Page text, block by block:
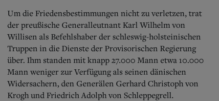
Um die Friedensbestimmungen nicht zu verletzen, trat
der preußische Generalleutnant Karl Wilhelm von
Willisen als Befehlshaber der schleswig-holsteinischen
Truppen in die Dienste der Provisorischen Regierung
über. Ihm standen mit knapp 27.000 Mann etwa 10.000
Mann weniger zur Verfügung als seinen dänischen
Widersachern, den Generälen Gerhard Christoph von
Krogh und Friedrich Adolph von Schleppegrell.